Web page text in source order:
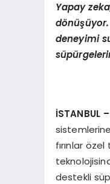
Yapay
dö
deneyimi
İSTANBUL –
fırınlar
destekli